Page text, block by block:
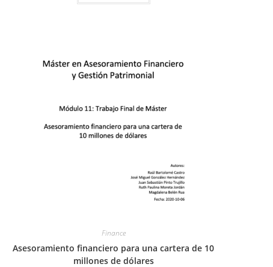
Finance
Asesoramiento financiero para una cartera de 10
millones de dólares